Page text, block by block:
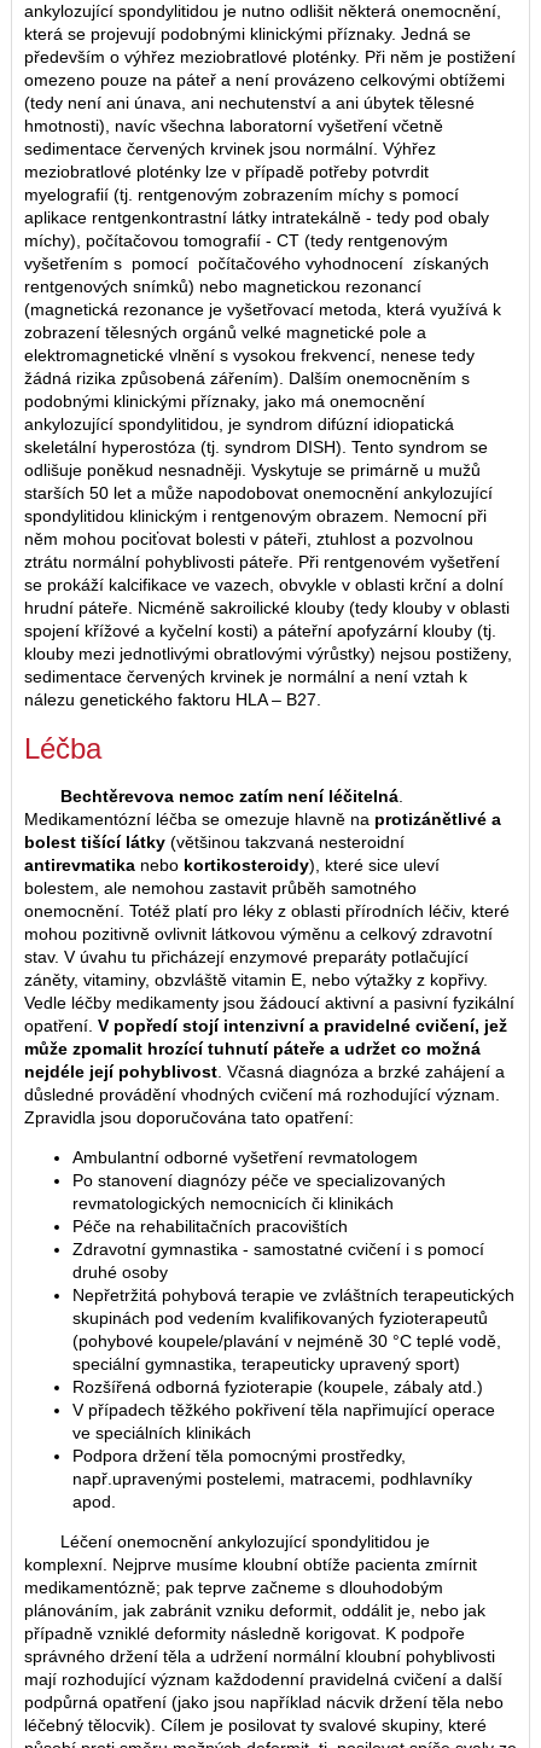
ankylozující spondylitidou je nutno odlišit některá onemocnění,
která se projevují podobnými klinickými příznaky. Jedná se
především o výhřez meziobratlové ploténky. Při něm je postižení
omezeno pouze na páteř a není provázeno celkovými obtížemi
(tedy není ani únava, ani nechutenství a ani úbytek tělesné
hmotnosti), navíc všechna laboratorní vyšetření včetně
sedimentace červených krvinek jsou normální. Výhřez
meziobratlové ploténky lze v případě potřeby potvrdit
myelografií (tj. rentgenovým zobrazením míchy s pomocí
aplikace rentgenkontrastní látky intratekálně - tedy pod obaly
míchy), počítačovou tomografií - CT (tedy rentgenovým
vyšetřením s pomocí počítačového vyhodnocení získaných
rentgenových snímků) nebo magnetickou rezonancí
(magnetická rezonance je vyšetřovací metoda, která využívá k
zobrazení tělesných orgánů velké magnetické pole a
elektromagnetické vlnění s vysokou frekvencí, nenese tedy
žádná rizika způsobená zářením). Dalším onemocněním s
podobnými klinickými příznaky, jako má onemocnění
ankylozující spondylitidou, je syndrom difúzní idiopatická
skeletální hyperostóza (tj. syndrom DISH). Tento syndrom se
odlišuje poněkud nesnadněji. Vyskytuje se primárně u mužů
starších 50 let a může napodobovat onemocnění ankylozující
spondylitidou klinickým i rentgenovým obrazem. Nemocní při
něm mohou pociťovat bolesti v páteři, ztuhlost a pozvolnou
ztrátu normální pohyblivosti páteře. Při rentgenovém vyšetření
se prokáží kalcifikace ve vazech, obvykle v oblasti krční a dolní
hrudní páteře. Nicméně sakroilické klouby (tedy klouby v oblasti
spojení křížové a kyčelní kosti) a páteřní apofyzární klouby (tj.
klouby mezi jednotlivými obratlovými výrůstky) nejsou postiženy,
sedimentace červených krvinek je normální a není vztah k
nálezu genetického faktoru HLA – B27.
Léčba
Bechtěrevova nemoc zatím není léčitelná.
Medikamentózní léčba se omezuje hlavně na protizánětlivé a
bolest tišící látky (většinou takzvaná nesteroidní
antirevmatika nebo kortikosteroidy), které sice uleví
bolestem, ale nemohou zastavit průběh samotného
onemocnění. Totéž platí pro léky z oblasti přírodních léčiv, které
mohou pozitivně ovlivnit látkovou výměnu a celkový zdravotní
stav. V úvahu tu přicházejí enzymové preparáty potlačující
záněty, vitaminy, obzvláště vitamin E, nebo výtažky z kopřivy.
Vedle léčby medikamenty jsou žádoucí aktivní a pasivní fyzikální
opatření. V popředí stojí intenzivní a pravidelné cvičení, jež
může zpomalit hrozící tuhnutí páteře a udržet co možná
nejdéle její pohyblivost. Včasná diagnóza a brzké zahájení a
důsledné provádění vhodných cvičení má rozhodující význam.
Zpravidla jsou doporučována tato opatření:
Ambulantní odborné vyšetření revmatologem
Po stanovení diagnózy péče ve specializovaných
revmatologických nemocnicích či klinikách
Péče na rehabilitačních pracovištích
Zdravotní gymnastika - samostatné cvičení i s pomocí
druhé osoby
Nepřetržitá pohybová terapie ve zvláštních terapeutických
skupinách pod vedením kvalifikovaných fyzioterapeutů
(pohybové koupele/plavání v nejméně 30 °C teplé vodě,
speciální gymnastika, terapeuticky upravený sport)
Rozšířená odborná fyzioterapie (koupele, zábaly atd.)
V případech těžkého pokřivení těla napřimující operace
ve speciálních klinikách
Podpora držení těla pomocnými prostředky,
např.upravenými postelemi, matracemi, podhlavníky
apod.
Léčení onemocnění ankylozující spondylitidou je
komplexní. Nejprve musíme kloubní obtíže pacienta zmírnit
medikamentózně; pak teprve začneme s dlouhodobým
plánováním, jak zabránit vzniku deformit, oddálit je, nebo jak
případně vzniklé deformity následně korigovat. K podpoře
správného držení těla a udržení normální kloubní pohyblivosti
mají rozhodující význam každodenní pravidelná cvičení a další
podpůrná opatření (jako jsou například nácvik držení těla nebo
léčebný tělocvik). Cílem je posilovat ty svalové skupiny, které